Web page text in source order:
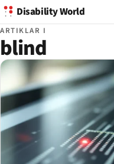
Disability World
ARTIKLAR I
blind